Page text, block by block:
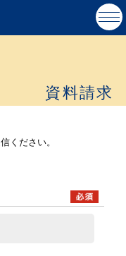
資料請求
ください。